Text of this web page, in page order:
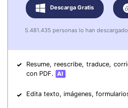
Descarga Gratis
5.481.435 personas lo han
Resume, reescribe, traduce,
con PDF.
Edita texto, imágenes,